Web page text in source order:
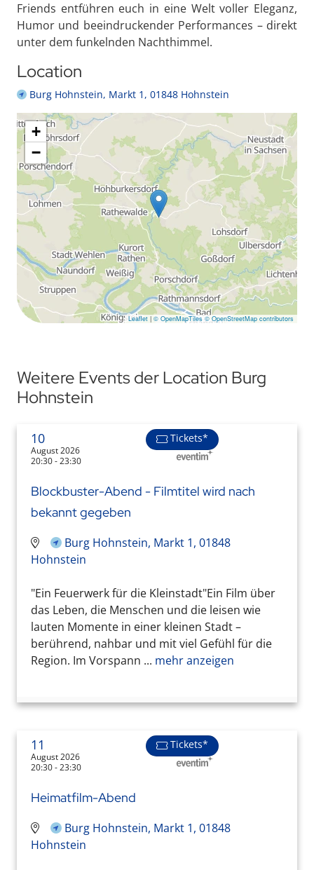
Friends entführen euch in eine Welt voller Eleganz,
Humor und beeindruckender Performances – direkt
unter dem funkelnden Nachthimmel.
Location
Burg Hohnstein, Markt 1, 01848 Hohnstein
+
−
Leaflet | © OpenMapTiles © OpenStreetMap contributors
Weitere Events der Location Burg
Hohnstein
10
August 2026
20:30 - 23:30
Tickets*
Blockbuster-Abend - Filmtitel wird nach
bekannt gegeben
Burg Hohnstein, Markt 1, 01848
Hohnstein
"Ein Feuerwerk für die Kleinstadt"Ein Film über
das Leben, die Menschen und die leisen wie
lauten Momente in einer kleinen Stadt –
berührend, nahbar und mit viel Gefühl für die
Region. Im Vorspann ... mehr anzeigen
11
August 2026
20:30 - 23:30
Tickets*
Heimatfilm-Abend
Burg Hohnstein, Markt 1, 01848
Hohnstein